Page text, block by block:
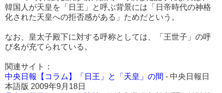
韓国人が天皇を「日王」と呼ぶ背景には「日帝時代の神格
化された天皇への拒否感がある」ためだという。
なお、皇太子殿下に対する呼称としては、「王世子」の呼
び名が充てられている。
関連サイト：
中央日報【コラム】「日王」と「天皇」の間 - 中央日報日
本語版 2009年9月18日